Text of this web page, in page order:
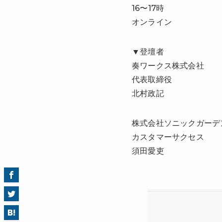
16〜17時
オンライン
▼登壇者
奏ワークス株式会社
代表取締役
北村政記
株式会社ソニックガーデ
カスタマーサクセス
須田愛吏